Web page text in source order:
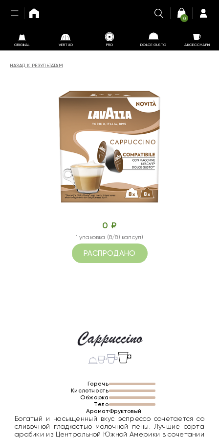
ORIGINAL VERTUO PRO DOLCE GUSTO АКСЕССУАРЫ
0
НАЗАД К РЕЗУЛЬТАТАМ
0 ₽
1 упаковка (8/8) капсул)
РАСПРОДАНО
Горечь
Кислотность
Обжарка
Тело
АроматФруктовый
Богатый и насыщенный вкус эспрессо сочетается со
сливочной гладкостью молочной пены. Лучшие сорта
арабики из Центральной Южной Америки в сочетании